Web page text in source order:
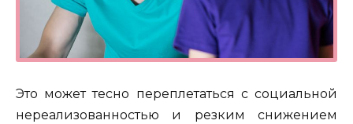
Это может тесно переплетаться с социальной
нереализованностью и резким снижением